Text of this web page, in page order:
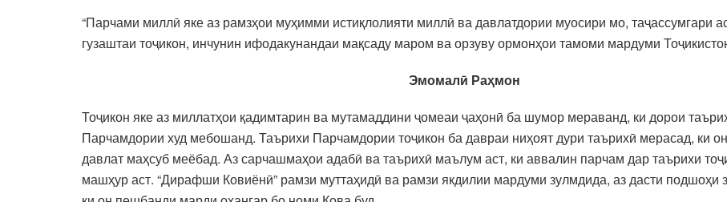
“Парчами миллӣ яке аз рамзҳои муҳимми истиқлолияти миллӣ ва давлатдории муосири мо, таҷассумгари
гузаштаи тоҷикон, инчунин ифодакунандаи мақсаду маром ва орзуву ормонҳои тамоми мардуми
Эмомалӣ Раҳмон
Тоҷикон яке аз миллатҳои қадимтарин ва мутамаддини ҷомеаи ҷаҳонӣ ба шумор мераванд, ки дорои
Парчамдории худ мебошанд. Таърихи Парчамдории тоҷикон ба давраи ниҳоят дури таърихӣ мерасад, ки
давлат маҳсуб меёбад. Аз сарчашмаҳои адабӣ ва таърихӣ маълум аст, ки аввалин парчам дар таърихи
машҳур аст. “Дирафши Ковиёнӣ” рамзи муттаҳидӣ ва рамзи якдилии мардуми зулмдида, аз дасти